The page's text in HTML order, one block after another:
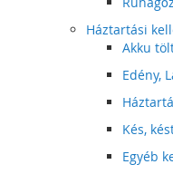
Háztartási
Akku
Edény,
Kés,
Egyéb